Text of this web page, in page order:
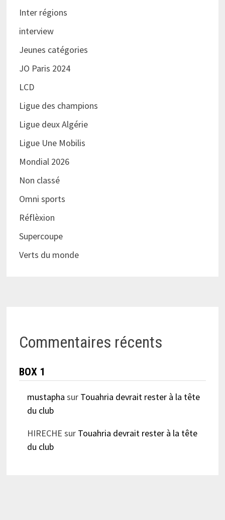
Inter régions
interview
Jeunes catégories
JO Paris 2024
LCD
Ligue des champions
Ligue deux Algérie
Ligue Une Mobilis
Mondial 2026
Non classé
Omni sports
Réflèxion
Supercoupe
Verts du monde
Commentaires récents
BOX 1
mustapha sur Touahria devrait rester à la tête
du club
HIRECHE sur Touahria devrait rester à la tête
du club